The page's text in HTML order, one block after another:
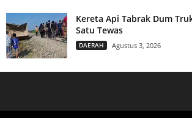
Kereta Api Tabrak Dum
Satu Tewas
DAERAH Agustus 3, 2026